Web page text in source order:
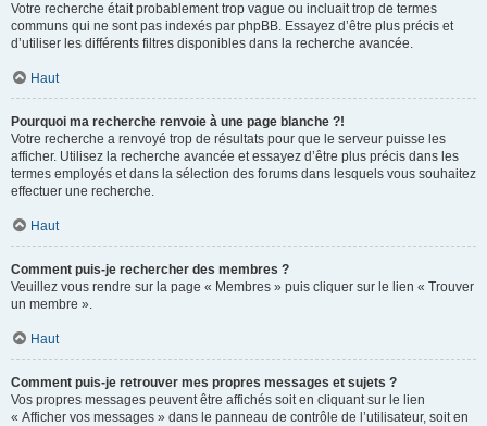
Votre recherche était probablement trop vague ou incluait trop de termes
communs qui ne sont pas indexés par phpBB. Essayez d’être plus précis et
d’utiliser les différents filtres disponibles dans la recherche avancée.
Haut
Pourquoi ma recherche renvoie à une page blanche ?!
Votre recherche a renvoyé trop de résultats pour que le serveur puisse les
afficher. Utilisez la recherche avancée et essayez d’être plus précis dans les
termes employés et dans la sélection des forums dans lesquels vous souhaitez
effectuer une recherche.
Haut
Comment puis-je rechercher des membres ?
Veuillez vous rendre sur la page « Membres » puis cliquer sur le lien « Trouver
un membre ».
Haut
Comment puis-je retrouver mes propres messages et sujets ?
Vos propres messages peuvent être affichés soit en cliquant sur le lien
« Afficher vos messages » dans le panneau de contrôle de l’utilisateur, soit en